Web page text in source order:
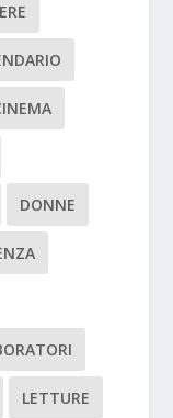
DONNE
LETTURE